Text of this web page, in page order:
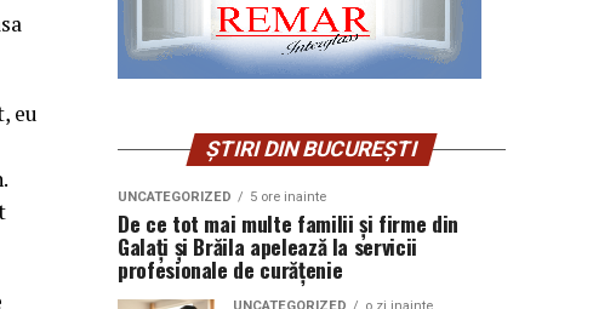
eu
ȘTIRI DIN BUCUREȘTI
UNCATEGORIZED 5 ore inainte
De ce tot mai multe familii și firme din
Galați și Brăila apelează la servicii
profesionale de curățenie